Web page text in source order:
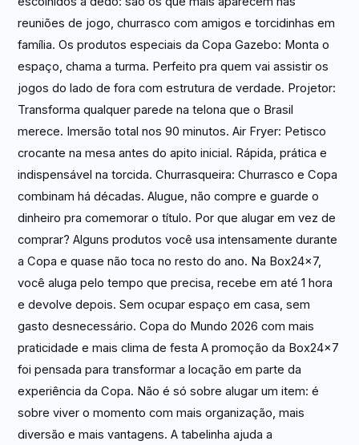
reuniões de jogo, churrasco com amigos e torcidinhas em
família. Os produtos especiais da Copa Gazebo: Monta o
espaço, chama a turma. Perfeito pra quem vai assistir os
jogos do lado de fora com estrutura de verdade. Projetor:
Transforma qualquer parede na telona que o Brasil
merece. Imersão total nos 90 minutos. Air Fryer: Petisco
crocante na mesa antes do apito inicial. Rápida, prática e
indispensável na torcida. Churrasqueira: Churrasco e Copa
combinam há décadas. Alugue, não compre e guarde o
dinheiro pra comemorar o título. Por que alugar em vez de
comprar? Alguns produtos você usa intensamente durante
a Copa e quase não toca no resto do ano. Na Box24x7,
você aluga pelo tempo que precisa, recebe em até 1 hora
e devolve depois. Sem ocupar espaço em casa, sem
gasto desnecessário. Copa do Mundo 2026 com mais
praticidade e mais clima de festa A promoção da Box24x7
foi pensada para transformar a locação em parte da
experiência da Copa. Não é só sobre alugar um item: é
sobre viver o momento com mais organização, mais
diversão e mais vantagens. A tabelinha ajuda a